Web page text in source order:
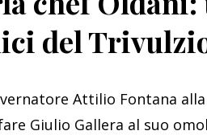
chef
un
per
del
Attilio Fontana
Giulio Gallera al suo